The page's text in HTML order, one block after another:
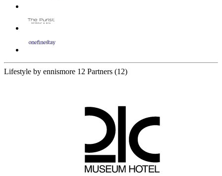
Lifestyle by ennismore 12 Partners (12)